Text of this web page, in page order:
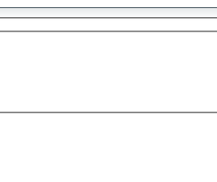
ข้อ
เสนอ